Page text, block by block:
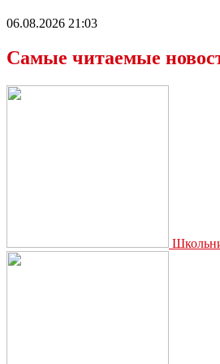
06.08.2026 21:03
Самые читаемые